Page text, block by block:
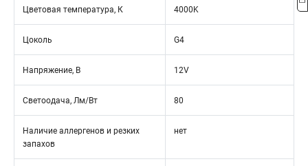
Цветовая температура, К 4000K
Цоколь G4
Напряжение, В 12V
Светоодача, Лм/Вт 80
Наличие аллергенов и резких
запахов
нет